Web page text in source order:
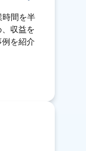
間を半
収益を
を紹介